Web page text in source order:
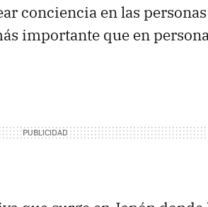
conciencia en las
importante que en